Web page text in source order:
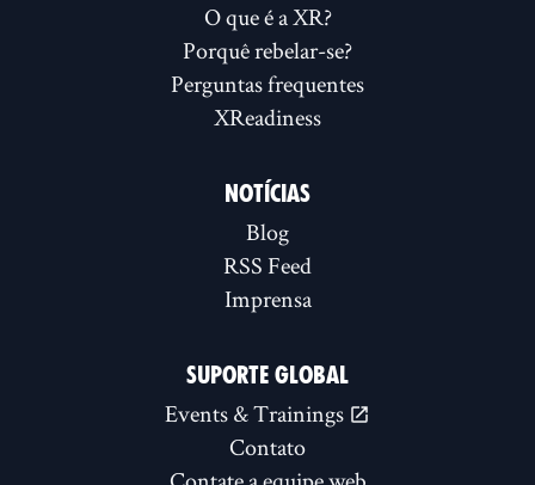
O que é a XR?
Porquê rebelar-se?
Perguntas frequentes
XReadiness
NOTÍCIAS
Blog
RSS Feed
Imprensa
SUPORTE GLOBAL
Events & Trainings
Contato